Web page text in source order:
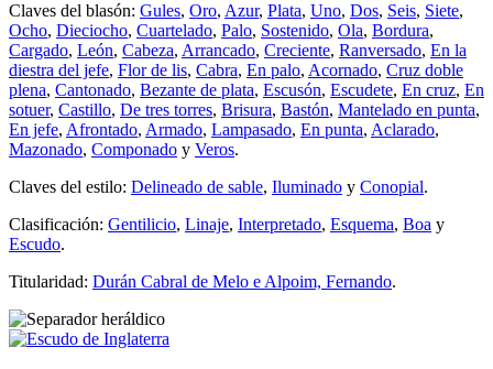
Claves del blasón: Gules, Oro, Azur, Plata, Uno, Dos, Seis, Siete,
Ocho, Dieciocho, Cuartelado, Palo, Sostenido, Ola, Bordura,
Cargado, León, Cabeza, Arrancado, Creciente, Ranversado, En la
diestra del jefe, Flor de lis, Cabra, En palo, Acornado, Cruz doble
plena, Cantonado, Bezante de plata, Escusón, Escudete, En cruz, En
sotuer, Castillo, De tres torres, Brisura, Bastón, Mantelado en punta,
En jefe, Afrontado, Armado, Lampasado, En punta, Aclarado,
Mazonado, Componado y Veros.
Claves del estilo: Delineado de sable, Iluminado y Conopial.
Clasificación: Gentilicio, Linaje, Interpretado, Esquema, Boa y
Escudo.
Titularidad: Durán Cabral de Melo e Alpoim, Fernando.